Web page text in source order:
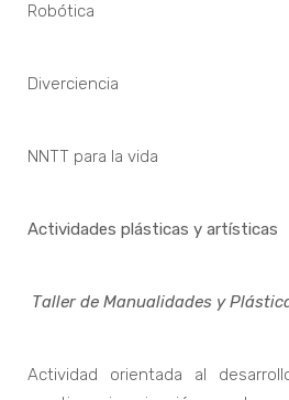
Robótica
Diverciencia
NNTT para la vida
Actividades plásticas y artísticas
Taller de Manualidades y
Actividad orientada al